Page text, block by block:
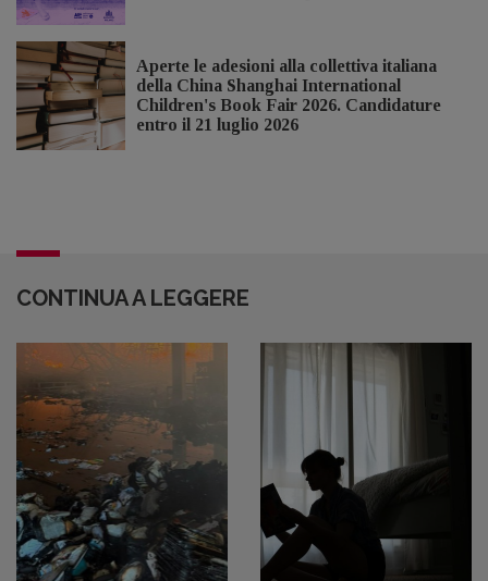
Aperte le adesioni alla collettiva italiana
della China Shanghai International
Children's Book Fair 2026. Candidature
entro il 21 luglio 2026
CONTINUA A LEGGERE